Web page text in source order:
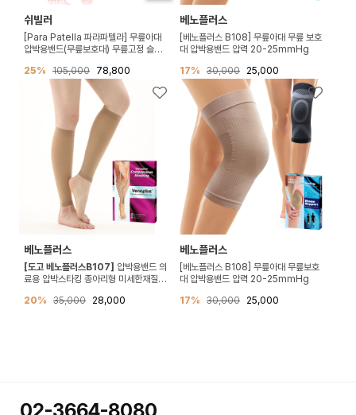
쉬빌러
[Para Patella 파라파텔라] 무릎아대
압박용밴드(무릎보호대) 무릎고정 슬개골
25% 105,000 78,800
베노플러스
[베노플러스 B108] 무릎아대 무릎 보호
대 압박용밴드 압력 20-25mmHg
17% 30,000 25,000
베노플러스
[도고 베노플러스B107] 압박용밴드 의
료용 압박스타킹 종아리형 미세한재질
20% 35,000 28,000
베노플러스
[베노플러스 B108] 무릎아대 무릎보호
대 압박용밴드 압력 20-25mmHg
17% 30,000 25,000